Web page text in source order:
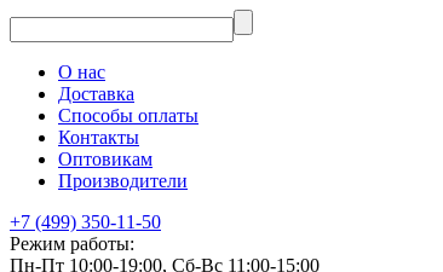
О нас
Доставка
Способы оплаты
Контакты
Оптовикам
Производители
+7 (499) 350-11-50
Режим работы:
Пн-Пт 10:00-19:00, Сб-Вс 11:00-15:00